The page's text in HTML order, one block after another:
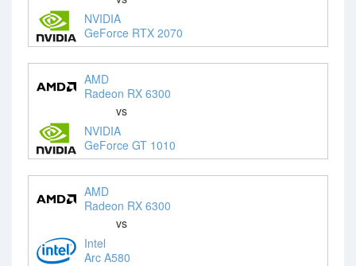
NVIDIA
GeForce RTX 2070
AMD
Radeon RX 6300
vs
NVIDIA
GeForce GT 1010
AMD
Radeon RX 6300
vs
Intel
Arc A580